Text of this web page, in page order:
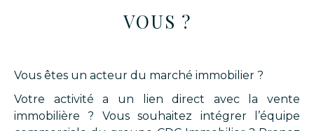
VOUS ?
Vous êtes un acteur du marché immobilier ?
Votre activité a un lien direct avec la vente
immobilière ? Vous souhaitez intégrer l’équipe